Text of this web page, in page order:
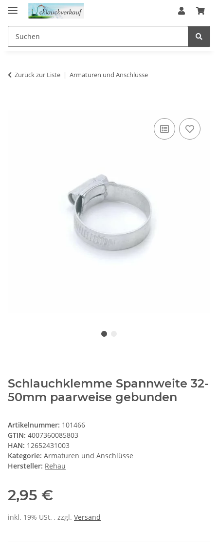
Zurück zur Liste Armaturen und Anschlüsse
Schlauchklemme Spannweite 32-
50mm paarweise gebunden
Artikelnummer: 101466
GTIN: 4007360085803
HAN: 12652431003
Kategorie: Armaturen und Anschlüsse
Hersteller: Rehau
2,95 €
inkl. 19% USt. , zzgl. Versand